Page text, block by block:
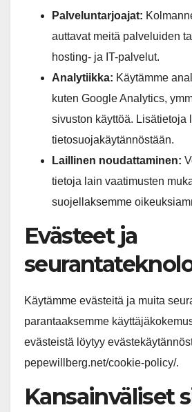
Palveluntarjoajat:
auttavat meitä palveluiden
hosting- ja IT-palvelut.
Analytiikka: Käytämme
kuten Google Analytics,
sivuston käyttöä. Lisätietoja
tietosuojakäytännöstään.
Laillinen noudattaminen:
tietoja lain vaatimusten
suojellaksemme
Evästeet ja
Käytämme evästeitä ja muita
parantaaksemme
evästeistä löytyy
pepewillberg.net/cookie-policy/.
Kansainväliset